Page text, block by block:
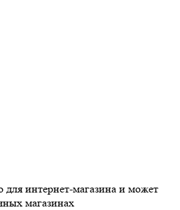
для интернет-магазина и может
магазинах